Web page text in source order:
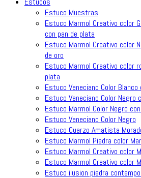
Estuco Muestras
Estuco Marmol Creativo color
con pan de plata
Estuco Marmol Creativo color
de oro
Estuco Marmol Creativo color
plata
Estuco Veneciano Color
Estuco Veneciano Color Negro
Estuco Marmol Color Negro
Estuco Veneciano Color Negro
Estuco Cuarzo Amatista
Estuco Marmol Piedra color
Estuco Marmol Creativo color
Estuco Marmol Creativo color
Estuco ilusion piedra